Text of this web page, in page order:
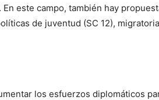
este campo, también hay
de juventud (SC 12),
los esfuerzos diplomáticos